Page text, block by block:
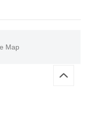
Map